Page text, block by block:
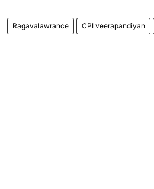
Ragavalawrance CPI veerapandiyan